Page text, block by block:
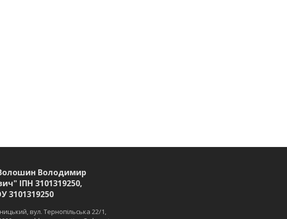
Володимир
ІПН 3101319250,
3101319250
вул. Тернопільська 22/1,